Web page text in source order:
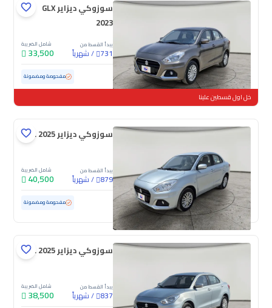
سوزوكي ديزاير GLX
2023
يبدأ القسط من
731
/شهرياً
شامل الضريبة
33,500
مستعملة 133,820 كم مفحوصة ومضمونة
خل اول قسطين علينا
سوزوكي ديزاير GL 2025
يبدأ القسط من
879
/شهرياً
شامل الضريبة
40,500
مستعملة 47,315 كم ممشى قليل مفحوصة ومضمونة
سوزوكي ديزاير GL 2025
يبدأ القسط من
837
/شهرياً
شامل الضريبة
38,500